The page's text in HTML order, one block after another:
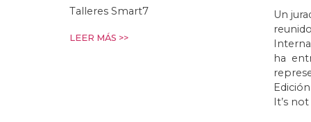
Talleres Smart7
LEER MÁS >>
Un
ha
It’s